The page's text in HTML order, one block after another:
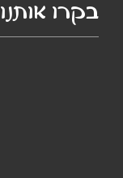
בקרו אותנו